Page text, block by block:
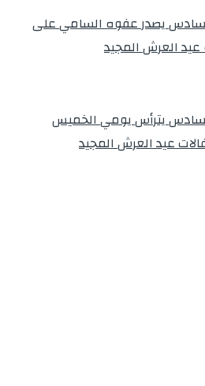
يصدر عفوه السامي على
يترأس يومي الخميس
عيد العرش المجيد